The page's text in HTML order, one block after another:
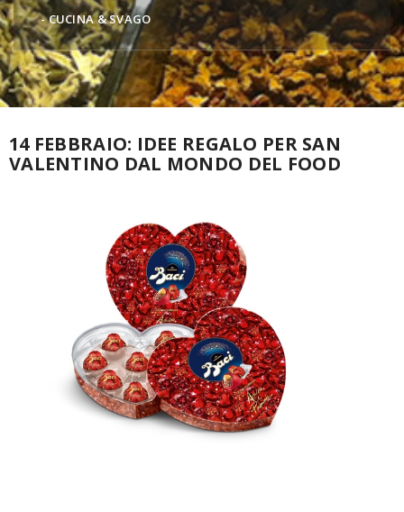
- CUCINA & SVAGO
14 FEBBRAIO: IDEE REGALO PER SAN
VALENTINO DAL MONDO DEL FOOD